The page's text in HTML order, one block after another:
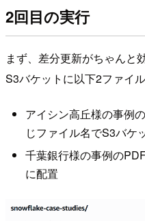
2回目の実行
まず、差分更新がちゃんと
S3バケットに以下2ファイ
アイシン高丘様の事例
じファイル名でS3バケ
千葉銀行様の事例の
に配置